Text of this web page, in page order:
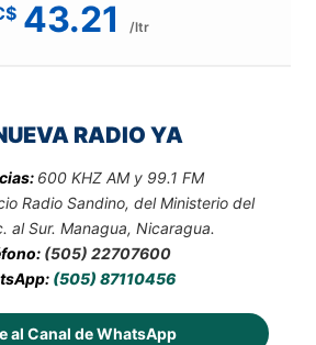
43.21 /ltr
RADIO YA
600 KHZ AM y 99.1 FM
Radio Sandino, del Ministerio del
al Sur. Managua, Nicaragua.
(505) 22707600
(505) 87110456
al Canal de WhatsApp